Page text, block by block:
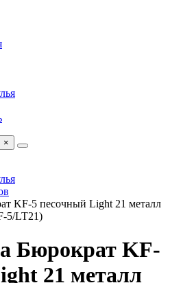
×
KF-5 песочный Light 21 металл
5/LT21)
Бюрократ KF-
21 металл